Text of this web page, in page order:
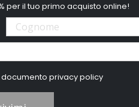
per il tuo primo acquisto online!
documentoprivacy policy